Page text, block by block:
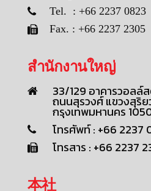
Tel. : +66 2237 0823
Fax. : +66 2237 2305
สำนักงานใหญ่
33/129 อาคารวอลล์
ถนนสุรวงศ์ แขวงสุริย
กรุงเทพมหานคร
โทรศัพท์ : +66 2237
โทรสาร : +66 2237
本社